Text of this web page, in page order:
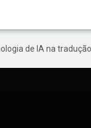
de IA na